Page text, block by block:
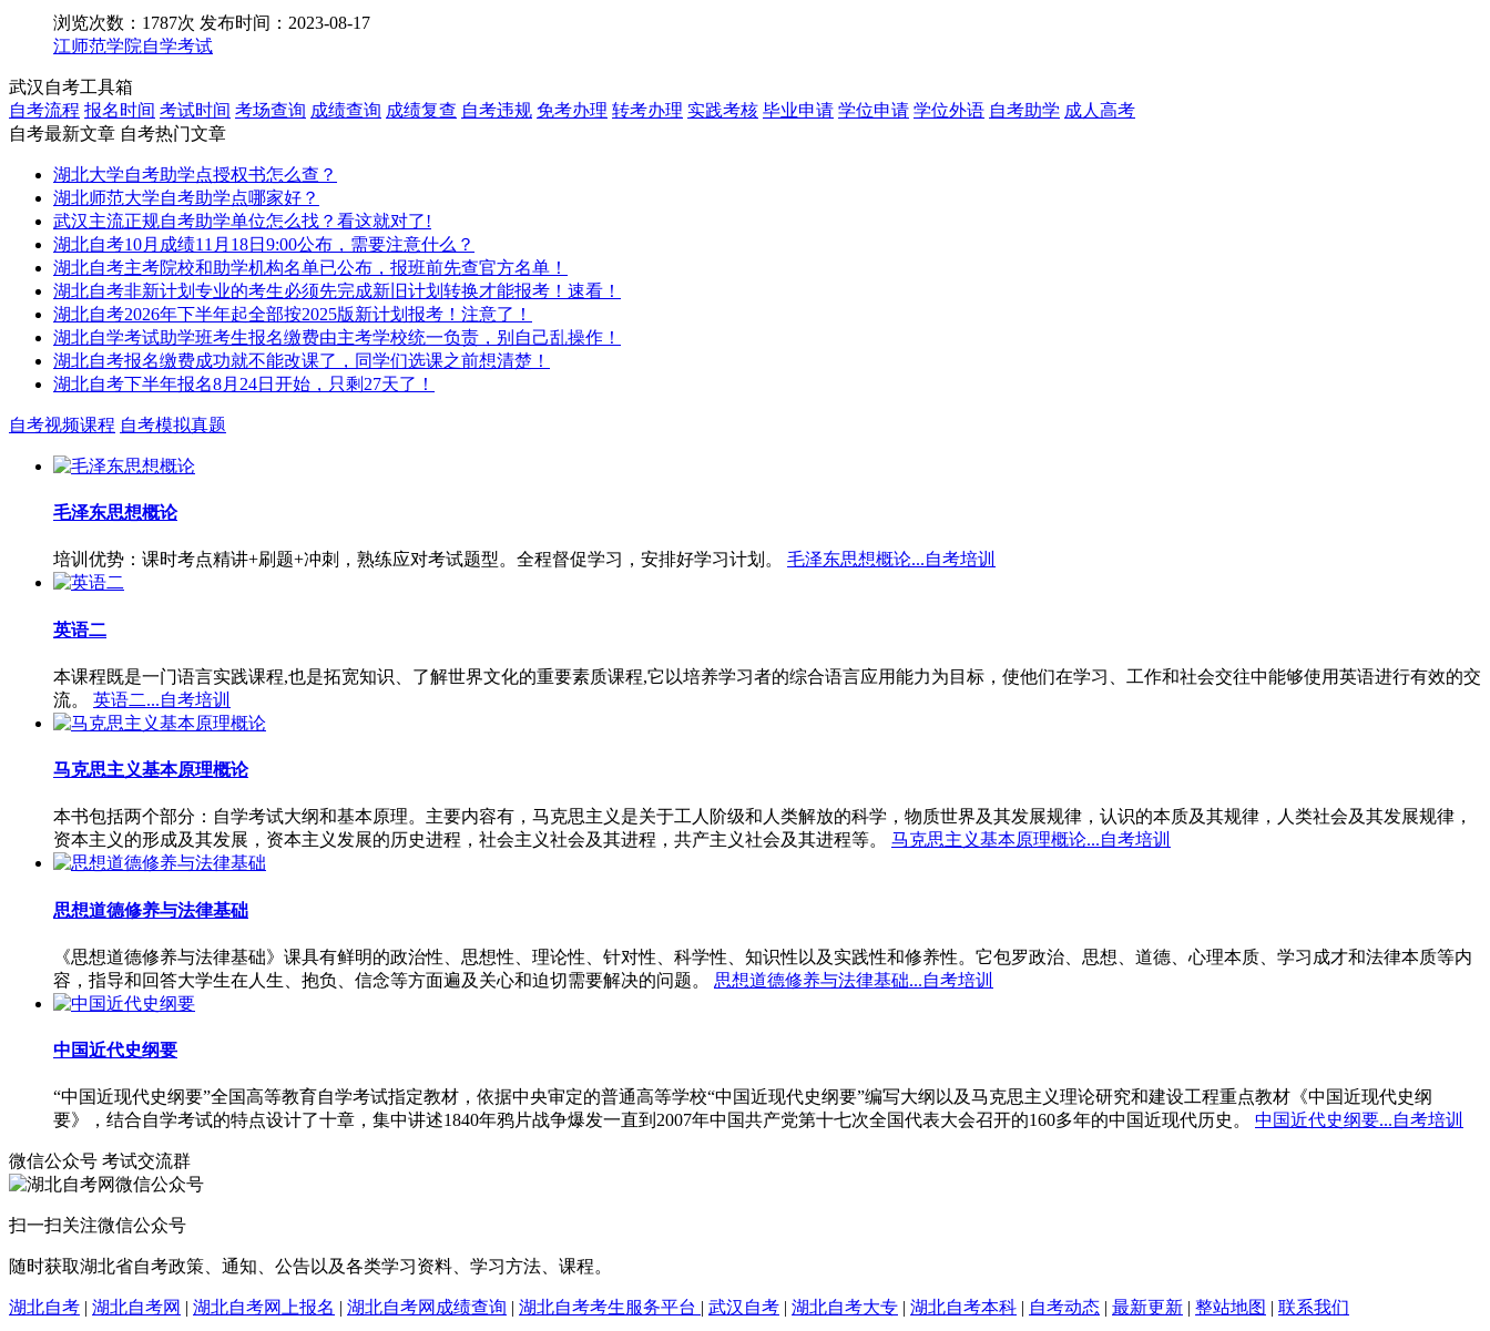
浏览次数：1787次 发布时间：2023-08-17
江师范学院自学考试
武汉自考工具箱
自考流程 报名时间 考试时间 考场查询 成绩查询 成绩复查 自考违规 免考办理 转考办理 实践考核 毕业申请 学位申请 学位外语 自考助学 成人高考
自考最新文章 自考热门文章
湖北大学自考助学点授权书怎么查？
湖北师范大学自考助学点哪家好？
武汉主流正规自考助学单位怎么找？看这就对了!
湖北自考10月成绩11月18日9:00公布，需要注意什么？
湖北自考主考院校和助学机构名单已公布，报班前先查官方名单！
湖北自考非新计划专业的考生必须先完成新旧计划转换才能报考！速看！
湖北自考2026年下半年起全部按2025版新计划报考！注意了！
湖北自学考试助学班考生报名缴费由主考学校统一负责，别自己乱操作！
湖北自考报名缴费成功就不能改课了，同学们选课之前想清楚！
湖北自考下半年报名8月24日开始，只剩27天了！
自考视频课程 自考模拟真题
毛泽东思想概论
培训优势：课时考点精讲+刷题+冲刺，熟练应对考试题型。全程督促学习，安排好学习计划。 毛泽东思想概论...自考培训
英语二
本课程既是一门语言实践课程,也是拓宽知识、了解世界文化的重要素质课程,它以培养学习者的综合语言应用能力为目标，使他们在学习、工作和社会交往中能够使用英语进行有效的交
流。
英语二...自考培训
马克思主义基本原理概论
本书包括两个部分：自学考试大纲和基本原理。主要内容有，马克思主义是关于工人阶级和人类解放的科学，物质世界及其发展规律，认识的本质及其规律，人类社会及其发展规律，
资本主义的形成及其发展，资本主义发展的历史进程，社会主义社会及其进程，共产主义社会及其进程等。
马克思主义基本原理概论...自考培训
思想道德修养与法律基础
《思想道德修养与法律基础》课具有鲜明的政治性、思想性、理论性、针对性、科学性、知识性以及实践性和修养性。它包罗政治、思想、道德、心理本质、学习成才和法律本质等内
容，指导和回答大学生在人生、抱负、信念等方面遍及关心和迫切需要解决的问题。
思想道德修养与法律基础...自考培训
中国近代史纲要
“中国近现代史纲要”全国高等教育自学考试指定教材，依据中央审定的普通高等学校“中国近现代史纲要”编写大纲以及马克思主义理论研究和建设工程重点教材《中国近现代史纲
要》，结合自学考试的特点设计了十章，集中讲述1840年鸦片战争爆发一直到2007年中国共产党第十七次全国代表大会召开的160多年的中国近现代历史。
中国近代史纲要...自考培训
微信公众号 考试交流群
扫一扫关注微信公众号
随时获取湖北省自考政策、通知、公告以及各类学习资料、学习方法、课程。
湖北自考 湖北自考网 湖北自考网上报名 湖北自考网成绩查询 湖北自考考生服务平台 武汉自考 湖北自考大专 湖北自考本科 自考动态 最新更新 整站地图 联系我们